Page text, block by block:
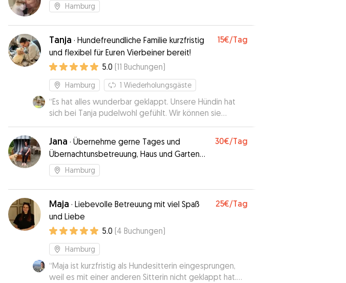
Hamburg
Tanja · Hundefreundliche Familie kurzfristig
und flexibel für Euren Vierbeiner bereit!
15€/Tag
5.0 (11 Buchungen)
Hamburg 1 Wiederholungsgäste
“Es hat alles wunderbar geklappt. Unsere Hündin hat
sich bei Tanja pudelwohl gefühlt. Wir können sie
uneingeschränkt weiterempfehlen und buchen sie
auch gerne wieder.
Jana · Übernehme gerne Tages und
Übernachtunsbetreuung, Haus und Garten
vorhanden
30€/Tag
Hamburg
Maja · Liebevolle Betreuung mit viel Spaß
und Liebe
25€/Tag
5.0 (4 Buchungen)
Hamburg
“Maja ist kurzfristig als Hundesitterin eingesprungen,
weil es mit einer anderen Sitterin nicht geklappt hat.